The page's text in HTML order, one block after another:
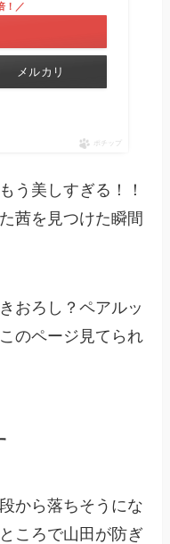
！／
メルカリ
ポチップ
う美しすぎる！！
茜を見つけた瞬間
おろし？ペアルッ
のページ見てられ
から落ちそうにな
ころで山田が防ぎ